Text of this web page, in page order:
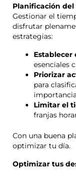
Planificación
Gestionar el
disfrutar
estrategias:
Establecer
esenciales
Priorizar
para
Limitar el
franjas
Con una buena
optimizar tu día.
Optimizar tus